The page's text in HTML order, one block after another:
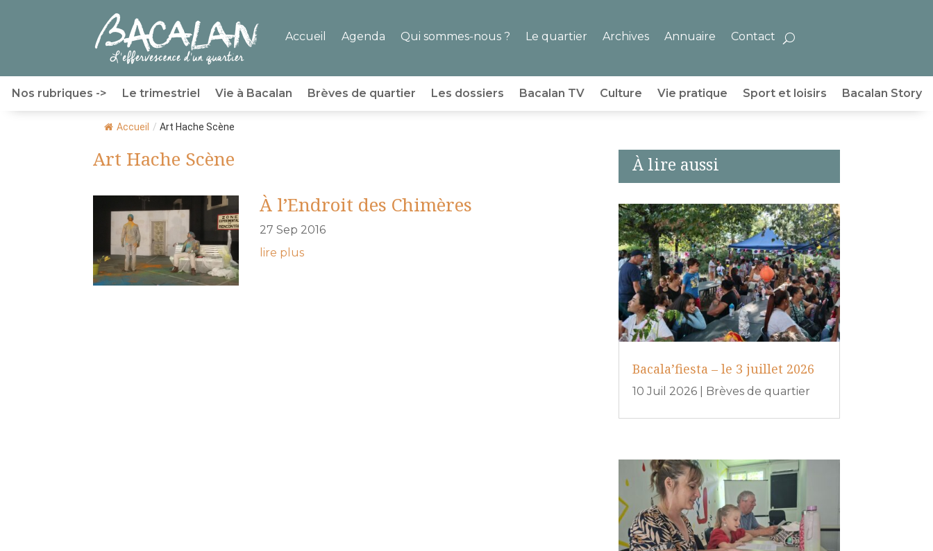
Accueil Agenda Qui sommes-nous ? Le quartier Archives Annuaire Contact
Nos rubriques -> Le trimestriel Vie à Bacalan Brèves de quartier Les dossiers Bacalan TV Culture Vie pratique Sport et loisirs Bacalan Story
Accueil / Art Hache Scène
Art Hache Scène
À l’Endroit des Chimères
27 Sep 2016
lire plus
À lire aussi
Bacala’fiesta – le 3 juillet 2026
10 Juil 2026| Brèves de quartier